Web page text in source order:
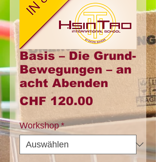
Basis – Die Grund-
Bewegungen – an
acht Abenden
CHF 120.00
Workshop *